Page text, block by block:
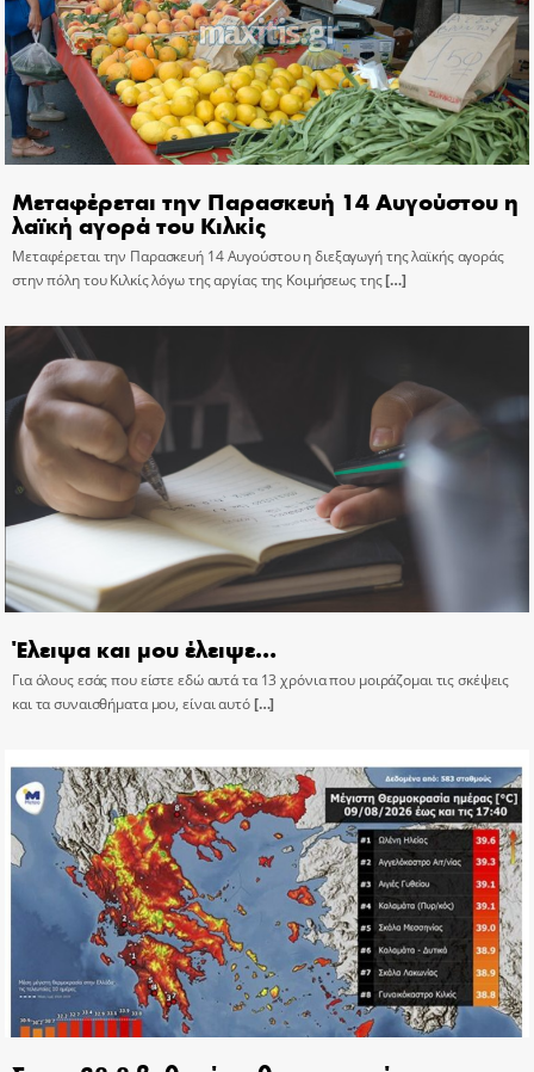
Μεταφέρεται την Παρασκευή 14 Αυγούστου η
λαϊκή αγορά του Κιλκίς
Μεταφέρεται την Παρασκευή 14 Αυγούστου η διεξαγωγή της λαϊκής αγοράς
στην πόλη του Κιλκίς λόγω της αργίας της Κοιμήσεως της[…]
Έλειψα και μου έλειψε…
Για όλους εσάς που είστε εδώ αυτά τα 13 χρόνια που μοιράζομαι τις σκέψεις
και τα συναισθήματα μου, είναι αυτό[…]